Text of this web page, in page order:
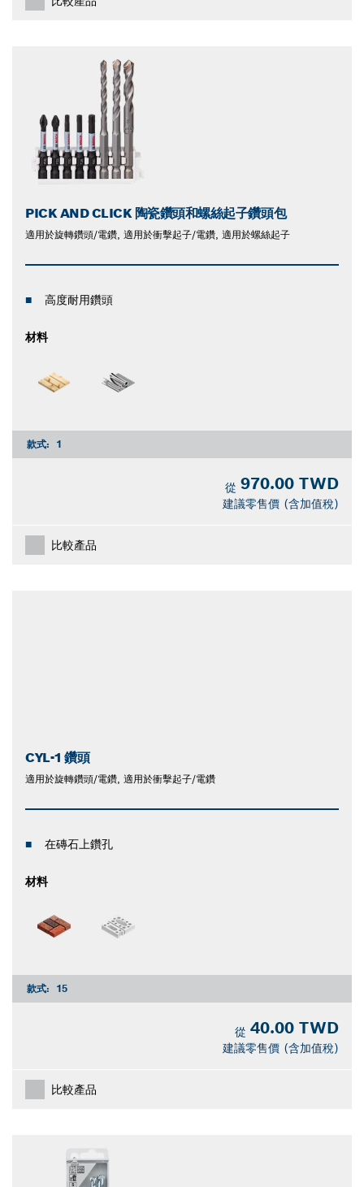
PICK AND CLICK 陶瓷鑽頭和螺絲起子鑽頭包
適用於旋轉鑽頭/電鑽, 適用於衝擊起子/電鑽, 適用於螺絲起子
高度耐用鑽頭
材料
款式: 1
從 970.00 TWD
建議零售價 (含加值稅)
比較產品
CYL-1 鑽頭
適用於旋轉鑽頭/電鑽, 適用於衝擊起子/電鑽
在磚石上鑽孔
材料
款式: 15
從 40.00 TWD
建議零售價 (含加值稅)
比較產品